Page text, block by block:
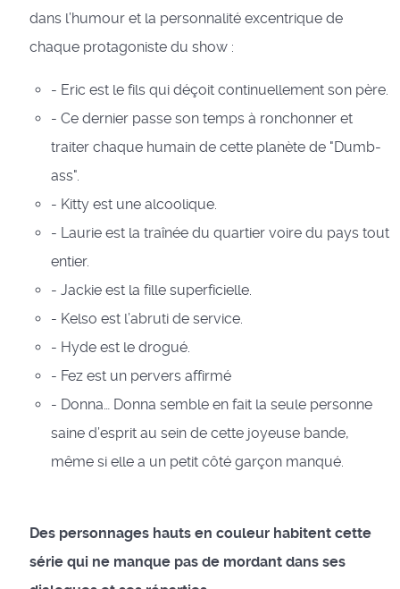
dans l’humour et la personnalité excentrique de
chaque protagoniste du show :
- Eric est le fils qui déçoit continuellement son père.
- Ce dernier passe son temps à ronchonner et
traiter chaque humain de cette planète de "Dumb-
ass".
- Kitty est une alcoolique.
- Laurie est la traînée du quartier voire du pays tout
entier.
- Jackie est la fille superficielle.
- Kelso est l’abruti de service.
- Hyde est le drogué.
- Fez est un pervers affirmé
- Donna… Donna semble en fait la seule personne
saine d’esprit au sein de cette joyeuse bande,
même si elle a un petit côté garçon manqué.
Des personnages hauts en couleur habitent cette
série qui ne manque pas de mordant dans ses